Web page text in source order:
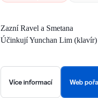
Zazní Ravel a Smetana
Účinkují Yunchan Lim
Více informací Web